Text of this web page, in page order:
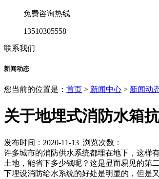
免费咨询热线
13510305558
联系我们
新闻动态
您当前的位置是： 首页 > 新闻中心 > 新闻动
关于地埋式消防水箱
发布时间：2020-11-13 浏览次数：
许多城市的消防供水系统都埋在地下，这样
土地，能省下多少钱呢？这是显而易见的第
下埋设消防给水系统的好处是明显的，但是